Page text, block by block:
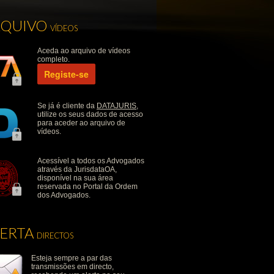
VÍDEOS
Aceda ao arquivo de vídeos
completo.
Registe-se
Se já é cliente da DATAJURIS,
utilize os seus dados de acesso
para aceder ao arquivo de
vídeos.
Acessível a todos os Advogados
através da JurisdataOA,
disponível na sua área
reservada no Portal da Ordem
dos Advogados.
DIRECTOS
Esteja sempre a par das
transmissões em directo,